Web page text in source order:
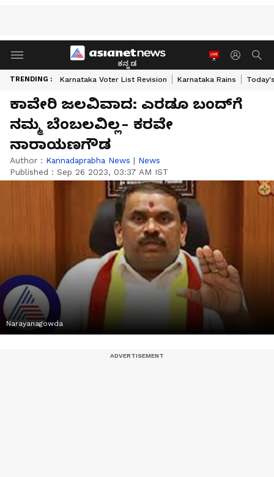
ಕನ್ನಡ
TRENDING : Karnataka Voter List Revision Karnataka Rains
ಕಾವೇರಿ ಜಲವಿವಾದ: ಎರಡೂ ಬಂದ್‌ಗೆ
ನಮ್ಮ ಬೆಂಬಲವಿಲ್ಲ- ಕರವೇ
ನಾರಾಯಣಗೌಡ
Author : Kannadaprabha News | News
Published : Sep 26 2023, 03:37 AM IST
Narayanagowda